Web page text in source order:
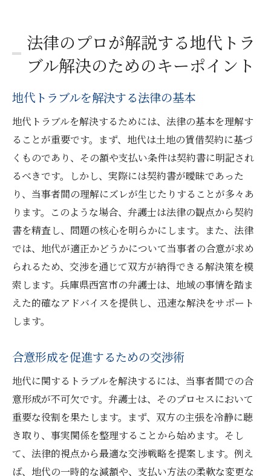
法律のプロが解説する地代トラ
ブル解決のためのキーポイント
地代トラブルを解決する法律の基本
地代トラブルを解決するためには、法律の基本を理解す
ることが重要です。まず、地代は土地の賃借契約に基づ
くものであり、その額や支払い条件は契約書に明記され
るべきです。しかし、実際には契約書が曖昧であった
り、当事者間の理解にズレが生じたりすることが多々あ
ります。このような場合、弁護士は法律の観点から契約
書を精査し、問題の核心を明らかにします。また、法律
では、地代が適正かどうかについて当事者の合意が求め
られるため、交渉を通じて双方が納得できる解決策を模
索します。兵庫県西宮市の弁護士は、地域の事情を踏ま
えた的確なアドバイスを提供し、迅速な解決をサポート
します。
合意形成を促進するための交渉術
地代に関するトラブルを解決するには、当事者間での合
意形成が不可欠です。弁護士は、そのプロセスにおいて
重要な役割を果たします。まず、双方の主張を冷静に聴
き取り、事実関係を整理することから始めます。そし
て、法律的視点から最適な交渉戦略を提案します。例え
ば、地代の一時的な減額や、支払い方法の柔軟な変更な